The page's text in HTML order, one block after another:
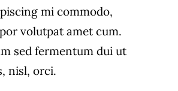
mi commodo,
volutpat amet cum.
sed fermentum dui ut
nisl, orci.